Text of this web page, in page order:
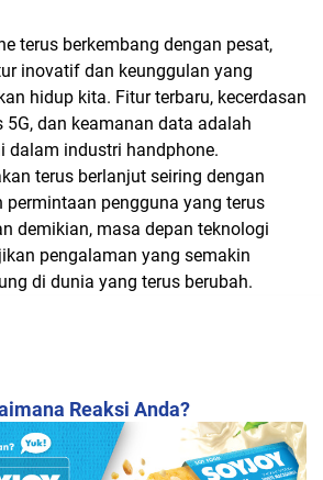
terus berkembang dengan pesat,
inovatif dan keunggulan yang
hidup kita. Fitur terbaru, kecerdasan
5G, dan keamanan data adalah
dalam industri handphone.
terus berlanjut seiring dengan
permintaan pengguna yang terus
demikian, masa depan teknologi
pengalaman yang semakin
di dunia yang terus berubah.
Reaksi Anda?